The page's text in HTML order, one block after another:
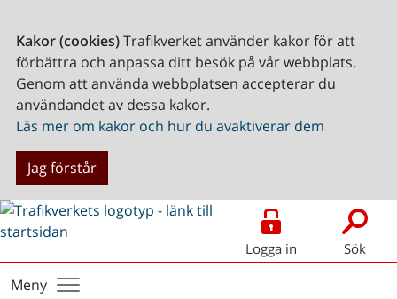
Kakor (cookies)Trafikverket använder kakor för att
förbättra och anpassa ditt besök på vår webbplats.
Genom att använda webbplatsen accepterar du
användandet av dessa kakor.
Läs mer om kakor och hur du avaktiverar dem
Jag förstår
Logga in Sök
Meny